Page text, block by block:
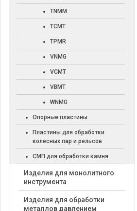
TNMM
TCMT
TPMR
VNMG
VCMT
VBMT
WNMG
Опорные пластины
Пластины для обработки
колесных пар и рельсов
СМП для обработки камня
Изделия для монолитного
инструмента
Изделия для обработки
металлов давлением